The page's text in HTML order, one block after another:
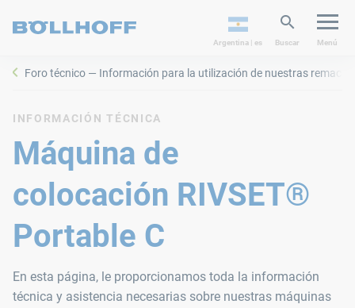
Argentina | es Buscar Menú
Foro técnico — Información para la utilización de nuestras
INFORMACIÓN TÉCNICA
Máquina de
colocación RIVSET®
Portable C
En esta página, le proporcionamos toda la información
técnica y asistencia necesarias sobre nuestras máquinas